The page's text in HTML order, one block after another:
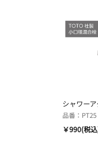
シャワー
品番：PT25
￥990(税